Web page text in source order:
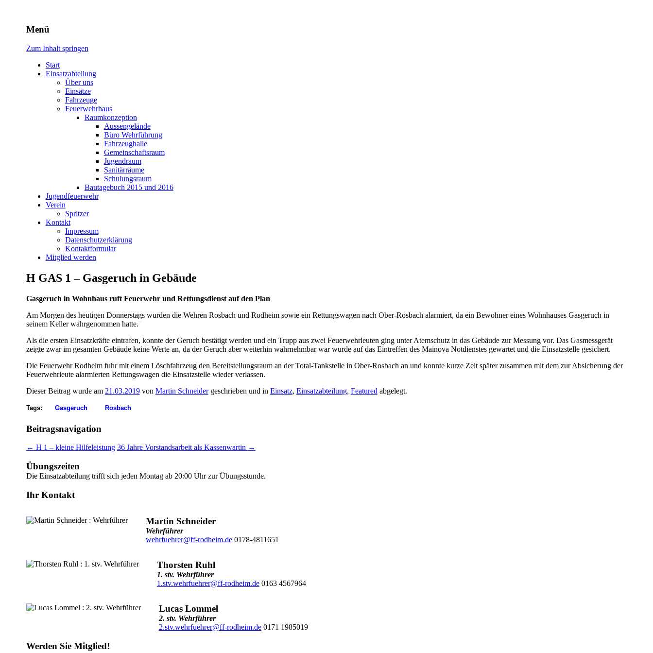
Freiwillige Feuerwehr Rodheim v.d.H.
Menü
Zum Inhalt springen
Start
Einsatzabteilung
Über uns
Einsätze
Fahrzeuge
Feuerwehrhaus
Raumkonzeption
Aussengelände
Büro Wehrführung
Fahrzeughalle
Gemeinschaftsraum
Jugendraum
Sanitärräume
Schulungsraum
Bautagebuch 2015 und 2016
Jugendfeuerwehr
Verein
Spritzer
Kontakt
Impressum
Datenschutzerklärung
Kontaktformular
Mitglied werden
H GAS 1 – Gasgeruch in Gebäude
Gasgeruch in Wohnhaus ruft Feuerwehr und Rettungsdienst auf den Plan
Am Morgen des heutigen Donnerstags wurden die Wehren Rosbach und Rodheim sowie ein Rettungswagen nach Ober-Rosbach alarmiert, da ein Bewohner eines Wohnhauses Gasgeruch in
seinem Keller wahrgenommen hatte.
Als die ersten Einsatzkräfte eintrafen, konnte der Geruch bestätigt werden und ein Trupp aus zwei Feuerwehrleuten ging unter Atemschutz in das Gebäude zur Messung vor. Das Gasmessgerät
zeigte zwar im gesamten Gebäude keine Werte an, da der Geruch aber weiterhin wahrnehmbar war wurde auf das Eintreffen des Mainova Notdienstes gewartet und die Einsatzstelle gesichert.
Die Feuerwehr Rodheim fuhr mit einem Löschfahrzeug den Bereitstellungsraum an der Total-Tankstelle in Ober-Rosbach an und konnte kurze Zeit später zusammen mit dem zur Absicherung der
Feuerwehrleute alarmierten Rettungswagen die Einsatzstelle wieder verlassen.
Dieser Beitrag wurde am 21.03.2019von Martin Schneidergeschrieben und in Einsatz, Einsatzabteilung, Featured abgelegt.
Tags: Gasgeruch Rosbach
Beitragsnavigation
← H 1 – kleine Hilfeleistung 36 Jahre Vorstandsarbeit als Kassenwartin →
Übungszeiten
Die Einsatzabteilung trifft sich jeden Montag ab 20:00 Uhr zur Übungsstunde.
Ihr Kontakt
Martin Schneider
Wehrführer
wehrfuehrer@ff-rodheim.de0178-4811651
Thorsten Ruhl
1. stv. Wehrführer
1.stv.wehrfuehrer@ff-rodheim.de0163 4567964
Lucas Lommel
2. stv. Wehrführer
2.stv.wehrfuehrer@ff-rodheim.de0171 1985019
Werden Sie Mitglied!